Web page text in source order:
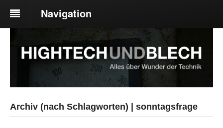
Navigation
Archiv (nach Schlagworten) | sonntagsfrage